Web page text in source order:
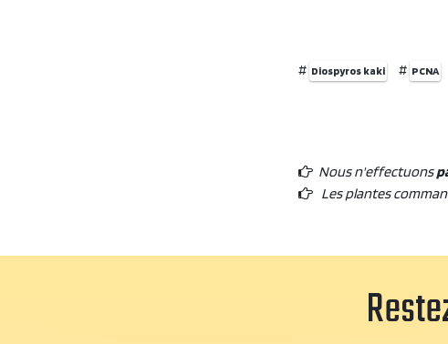
# Diospyros kaki # PCNA
Nous n'effectuons
Les plantes